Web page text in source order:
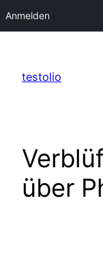
Anmelden
springen
testolio
über